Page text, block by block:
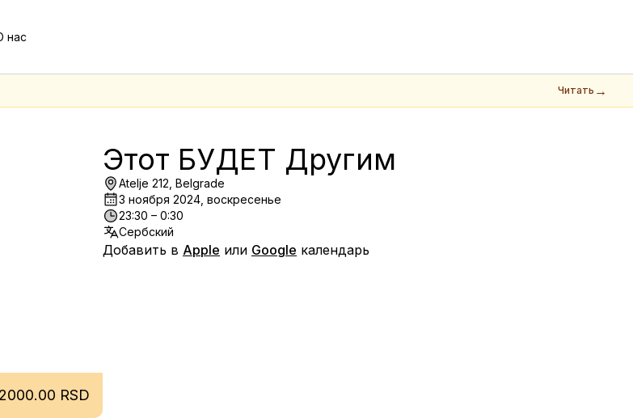
нас
Читать →
2000.00 RSD
Этот БУДЕТ Другим
Atelje 212, Belgrade
3 ноября 2024, воскресенье
23:30 – 0:30
Сербский
Добавить в Apple или Google календарь